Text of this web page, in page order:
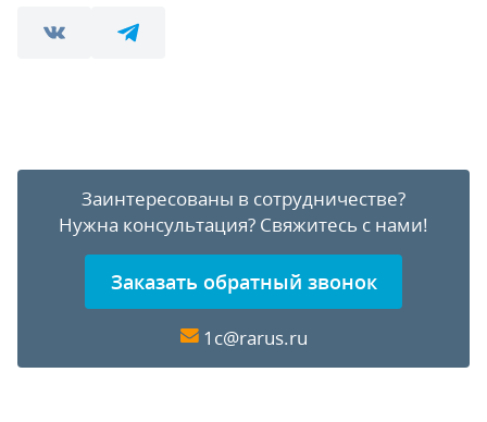
Заинтересованы в сотрудничестве?
Нужна консультация? Свяжитесь с нами!
Заказать обратный звонок
1c@rarus.ru